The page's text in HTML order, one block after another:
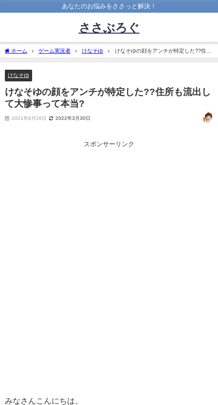
あなたのお悩みをささっと解決！
ささぶろぐ
ホーム ゲーム実況者 けなそゆ
けなそゆの顔をアンチが特定した??住所
も流出して大惨事って本当?
けなそゆ
けなそゆの顔をアンチが特定した??住所も流出し
て大惨事って本当?
2021年8月26日 2022年3月30日
スポンサーリンク
みなさんこんにちは。